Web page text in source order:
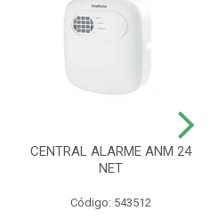
CENTRAL ALARME ANM 24
NET
Código: 543512